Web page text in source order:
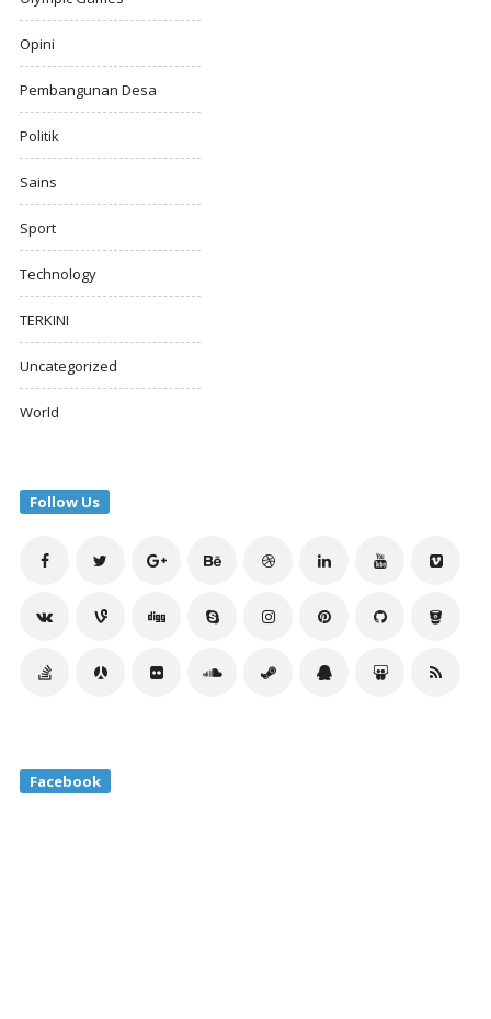
Opini
Pembangunan Desa
Politik
Sains
Sport
Technology
TERKINI
Uncategorized
World
Follow Us
Facebook